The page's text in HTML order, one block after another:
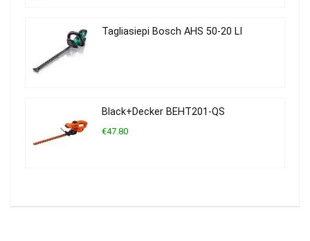
Tagliasiepi Bosch AHS 50-20 LI
Black+Decker BEHT201-QS
€47.80